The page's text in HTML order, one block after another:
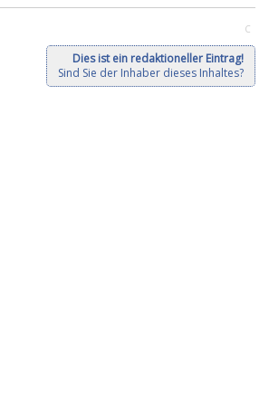
C
Dies ist ein redaktioneller Eintrag!
Sind Sie der Inhaber dieses Inhaltes?